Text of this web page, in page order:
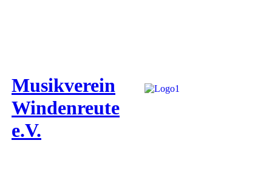
Musikverein
Windenreute
e.V.